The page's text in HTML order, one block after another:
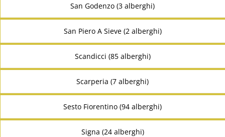
San Godenzo (3 alberghi)
San Piero A Sieve (2 alberghi)
Scandicci (85 alberghi)
Scarperia (7 alberghi)
Sesto Fiorentino (94 alberghi)
Signa (24 alberghi)